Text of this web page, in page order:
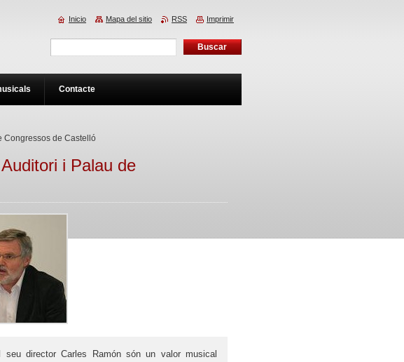
Congressos de Castelló
i Palau de
seu director Carles Ramón són un valor musical
Contacte
Inicio Mapa del sitio RSS Imprimir